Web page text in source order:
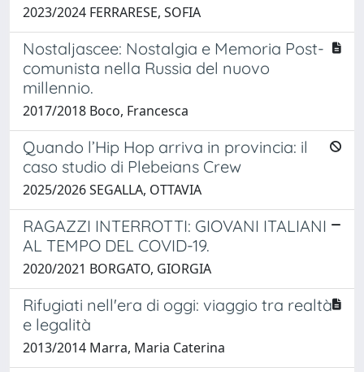
2023/2024 FERRARESE, SOFIA
Nostaljascee: Nostalgia e Memoria Post-
comunista nella Russia del nuovo
millennio.
2017/2018 Boco, Francesca
Quando l’Hip Hop arriva in provincia: il
caso studio di Plebeians Crew
2025/2026 SEGALLA, OTTAVIA
RAGAZZI INTERROTTI: GIOVANI ITALIANI
AL TEMPO DEL COVID-19.
2020/2021 BORGATO, GIORGIA
Rifugiati nell'era di oggi: viaggio tra realtà
e legalità
2013/2014 Marra, Maria Caterina